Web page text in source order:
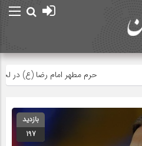
حرم مطهر امام رضا (ع) در لحظه
بازدید
197